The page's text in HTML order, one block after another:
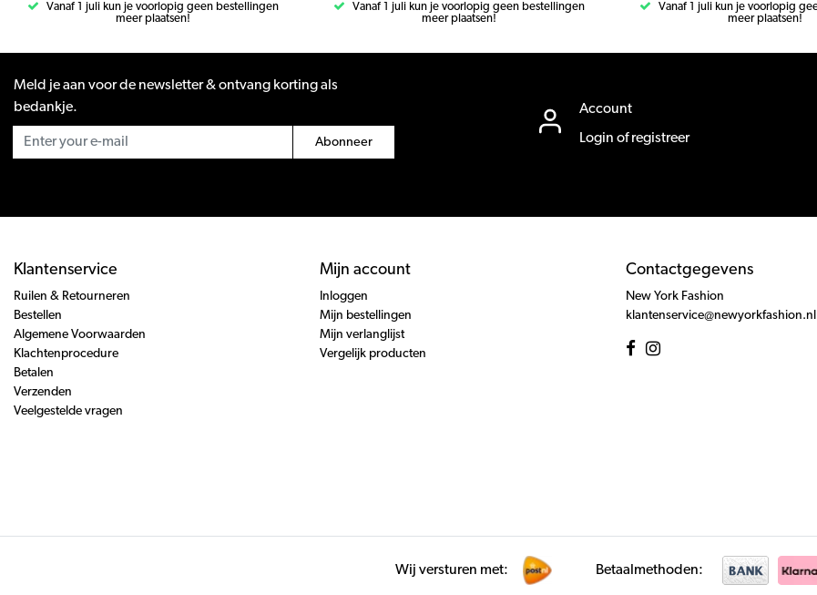
Vanaf 1 juli kun je voorlopig geen bestellingen
meer plaatsen!
Vanaf 1 juli kun je voorlopig geen bestellingen
meer plaatsen!
Vanaf 1 juli kun je voorlopig
meer plaatsen!
Meld je aan voor de newsletter & ontvang korting als
bedankje.
Abonneer
Account
Login of registreer
Klantenservice
Ruilen & Retourneren
Bestellen
Algemene Voorwaarden
Klachtenprocedure
Betalen
Verzenden
Veelgestelde vragen
Mijn account
Inloggen
Mijn bestellingen
Mijn verlanglijst
Vergelijk producten
Contactgegevens
New York Fashion
klantenservice@newyorkfashion.nl
Wij versturen met: Betaalmethoden: